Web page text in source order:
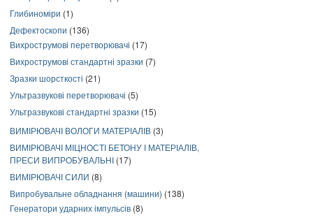
Глибиноміри (1)
Дефектоскопи (136)
Вихрострумові перетворювачі (17)
Вихрострумові стандартні зразки (7)
Зразки шорсткості (21)
Ультразвукові перетворювачі (5)
Ультразвукові стандартні зразки (15)
ВИМІРЮВАЧІ ВОЛОГИ МАТЕРІАЛІВ (3)
ВИМІРЮВАЧІ МІЦНОСТІ БЕТОНУ І МАТЕРІАЛІВ,
ПРЕСИ ВИПРОБУВАЛЬНІ (17)
ВИМІРЮВАЧІ СИЛИ (8)
Випробувальне обладнання (машини) (138)
Генератори ударних імпульсів (8)